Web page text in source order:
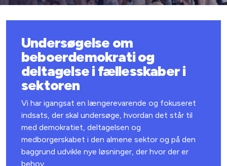
Undersøgelse om
beboerdemokrati og
deltagelse i fællesskaber i
sektoren
Vi har igangsat en længerevarende og fokuseret
indsats, der skal undersøge, hvordan det står til
med demokratiet, deltagelsen og
medborgerskabet i den almene sektor og på den
baggrund udvikle nye løsninger, der hvor der er
behov.